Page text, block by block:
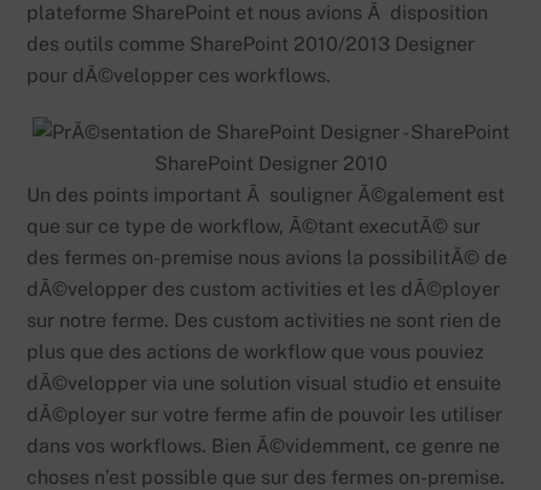
plateforme SharePoint et nous avions Ã disposition
des outils comme SharePoint 2010/2013 Designer
pour dÃ©velopper ces workflows.
SharePoint Designer 2010
Un des points important Ã souligner Ã©galement est
que sur ce type de workflow, Ã©tant executÃ© sur
des fermes on-premise nous avions la possibilitÃ© de
dÃ©velopper des custom activities et les dÃ©ployer
sur notre ferme. Des custom activities ne sont rien de
plus que des actions de workflow que vous pouviez
dÃ©velopper via une solution visual studio et ensuite
dÃ©ployer sur votre ferme afin de pouvoir les utiliser
dans vos workflows. Bien Ã©videmment, ce genre ne
choses n’est possible que sur des fermes on-premise.